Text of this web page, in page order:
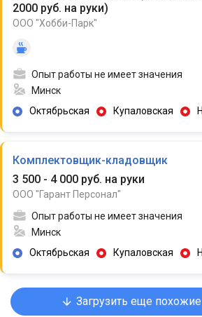
2000 руб. на руки)
ООО "Хобби-Парк"
Опыт работы не имеет значения
Минск
Октябрьская
Купаловская
Комплектовщик-кладовщик
3 500 - 4 000 руб. на руки
ООО "Гарант Персонал"
Опыт работы не имеет значения
Минск
Октябрьская
Купаловская
Загрузить еще